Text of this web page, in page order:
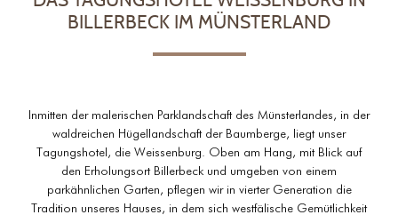
BILLERBECK IM MÜNSTERLAND
Inmitten der malerischen Parklandschaft des Münsterlandes, in der
waldreichen Hügellandschaft der Baumberge, liegt unser
Tagungshotel, die Weissenburg. Oben am Hang, mit Blick auf
den Erholungsort Billerbeck und umgeben von einem
parkähnlichen Garten, pflegen wir in vierter Generation die
Tradition unseres Hauses, in dem sich westfälische Gemütlichkeit